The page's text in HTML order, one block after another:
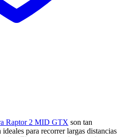
Raptor 2 MID GTX son tan
para recorrer largas distancias